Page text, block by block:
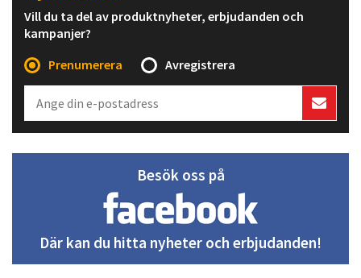
Vill du ta del av produktnyheter, erbjudanden och
kampanjer?
Prenumerera
Avregistrera
Besök oss på
Där kan du hitta nyheter och erbjudanden!